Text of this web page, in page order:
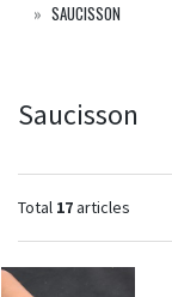
SAUCISSON
Saucisson
Total 17articles